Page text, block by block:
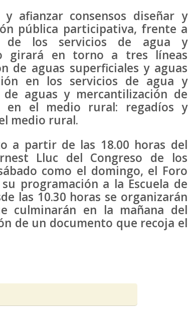
afianzar consensos diseñar y
pública participativa, frente a
de los servicios de agua y
girará en torno a tres líneas
de aguas superficiales y aguas
en los servicios de agua y
de aguas y mercantilización de
en el medio rural: regadíos y
medio rural.
a partir de las 18.00 horas del
Lluc del Congreso de los
como el domingo, el Foro
programación a la Escuela de
las 10.30 horas se organizarán
culminarán en la mañana del
de un documento que recoja el